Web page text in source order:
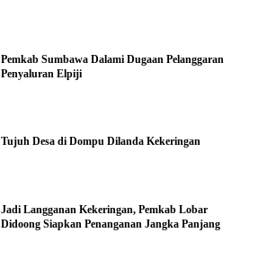
Pemkab Sumbawa Dalami Dugaan Pelanggaran
Penyaluran Elpiji
Tujuh Desa di Dompu Dilanda Kekeringan
Jadi Langganan Kekeringan, Pemkab Lobar
Didoong Siapkan Penanganan Jangka Panjang